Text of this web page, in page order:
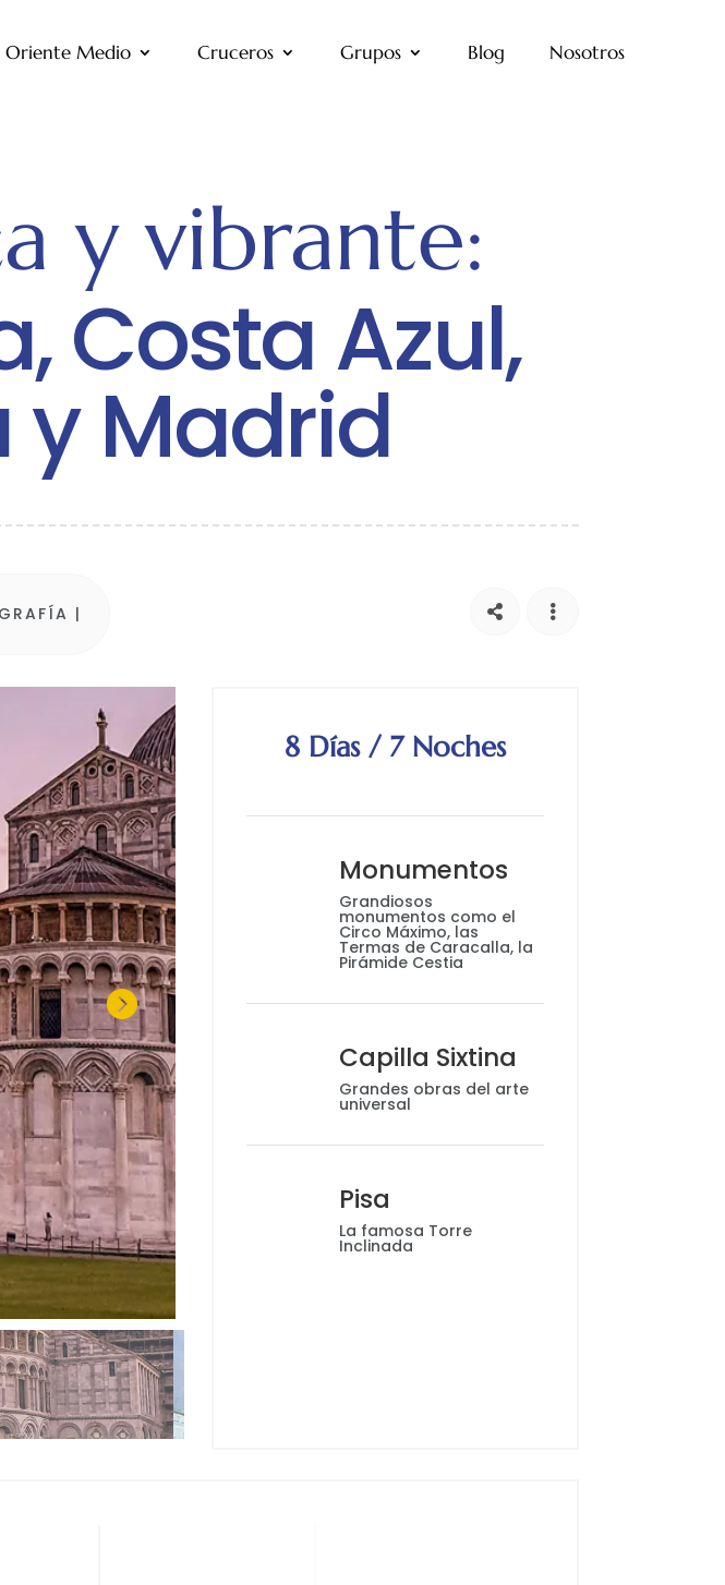
Oriente Medio Cruceros Grupos Blog Nosotros
y vibrante:
Costa Azul,
y Madrid
|  
8 Días / 7 Noches
Monumentos
Grandiosos
monumentos como el
Circo Máximo, las
Termas de Caracalla, la
Pirámide Cestia
Capilla Sixtina
Grandes obras del arte
universal
Pisa
La famosa Torre
Inclinada